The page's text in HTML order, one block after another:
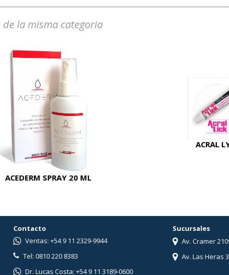
de la misma categoria
ACEDERM SPRAY 20 ML
ACRAL
Contacto
Ventas: +54 9 11 2329-9944
Tel: 0810 220 8383
Dr. Lucas Costa: +54 9 11 3189-0600
Sucursales
Av. Cramer
Av. Las Heras